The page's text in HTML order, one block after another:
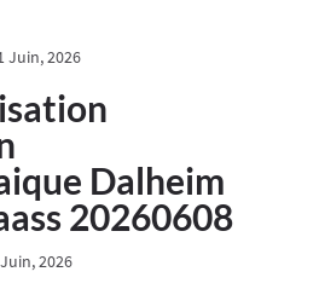
Juin, 2026
Dalheim
20260608
2026